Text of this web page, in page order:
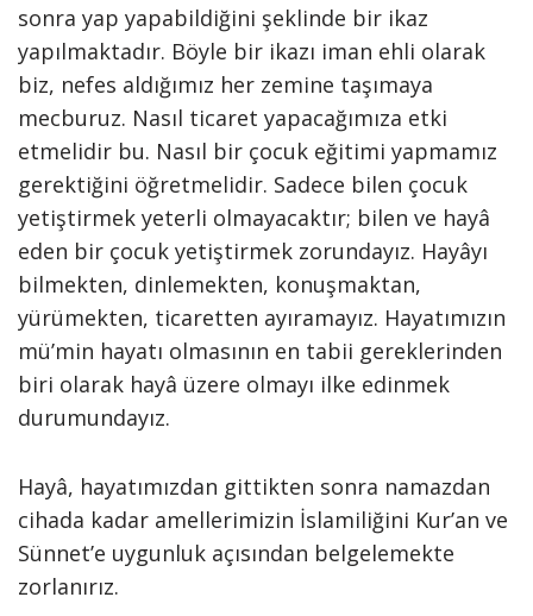
sonra yap yapabildiğini şeklinde bir ikaz
yapılmaktadır. Böyle bir ikazı iman ehli olarak
biz, nefes aldığımız her zemine taşımaya
mecburuz. Nasıl ticaret yapacağımıza etki
etmelidir bu. Nasıl bir çocuk eğitimi yapmamız
gerektiğini öğretmelidir. Sadece bilen çocuk
yetiştirmek yeterli olmayacaktır; bilen ve hayâ
eden bir çocuk yetiştirmek zorundayız. Hayâyı
bilmekten, dinlemekten, konuşmaktan,
yürümekten, ticaretten ayıramayız. Hayatımızın
mü’min hayatı olmasının en tabii gereklerinden
biri olarak hayâ üzere olmayı ilke edinmek
durumundayız.
Hayâ, hayatımızdan gittikten sonra namazdan
cihada kadar amellerimizin İslamiliğini Kur’an ve
Sünnet’e uygunluk açısından belgelemekte
zorlanırız.